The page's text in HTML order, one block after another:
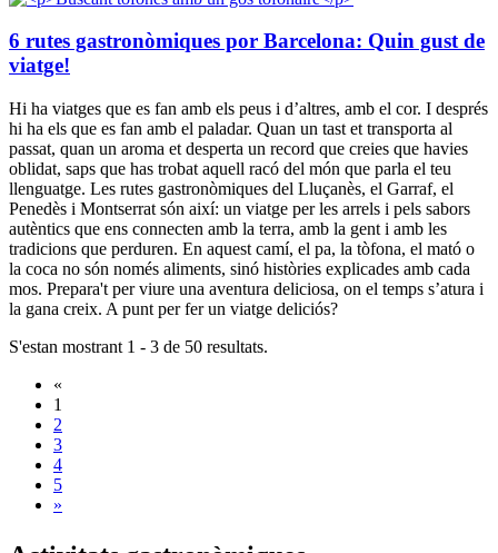
6 rutes gastronòmiques por Barcelona: Quin gust de
viatge!
Hi ha viatges que es fan amb els peus i d’altres, amb el cor. I després
hi ha els que es fan amb el paladar. Quan un tast et transporta al
passat, quan un aroma et desperta un record que creies que havies
oblidat, saps que has trobat aquell racó del món que parla el teu
llenguatge. Les rutes gastronòmiques del Lluçanès, el Garraf, el
Penedès i Montserrat són així: un viatge per les arrels i pels sabors
autèntics que ens connecten amb la terra, amb la gent i amb les
tradicions que perduren. En aquest camí, el pa, la tòfona, el mató o
la coca no són només aliments, sinó històries explicades amb cada
mos. Prepara't per viure una aventura deliciosa, on el temps s’atura i
la gana creix. A punt per fer un viatge deliciós?
S'estan mostrant 1 - 3 de 50 resultats.
«
1
2
3
4
5
»